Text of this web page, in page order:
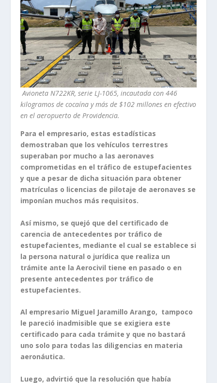
Avioneta N722KR, serie LJ-1065, incautada con 446
kilogramos de cocaína y más de $102 millones en efectivo
en el aeropuerto de Providencia.
Para el empresario, estas estadísticas
demostraban que los vehículos terrestres
superaban por mucho a las aeronaves
comprometidas en el tráfico de estupefacientes
y que a pesar de dicha situación para obtener
matrículas o licencias de pilotaje de aeronaves se
imponían muchos más requisitos.
Así mismo, se quejó que del certificado de
carencia de antecedentes por tráfico de
estupefacientes, mediante el cual se establece si
la persona natural o jurídica que realiza un
trámite ante la Aerocivil tiene en pasado o en
presente antecedentes por tráfico de
estupefacientes.
Al empresario Miguel Jaramillo Arango, tampoco
le pareció inadmisible que se exigiera este
certificado para cada trámite y que no bastará
uno solo para todas las diligencias en materia
aeronáutica.
Luego, advirtió que la resolución que había